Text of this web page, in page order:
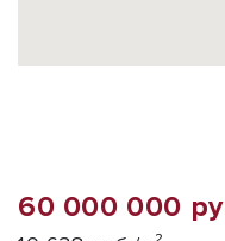
60 000 000